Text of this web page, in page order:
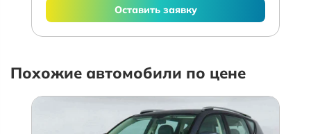
Оставить заявку
Похожие автомобили по цене